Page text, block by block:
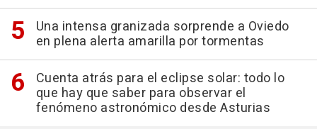
Una intensa granizada sorprende a Oviedo
en plena alerta amarilla por tormentas
Cuenta atrás para el eclipse solar: todo lo
que hay que saber para observar el
fenómeno astronómico desde Asturias